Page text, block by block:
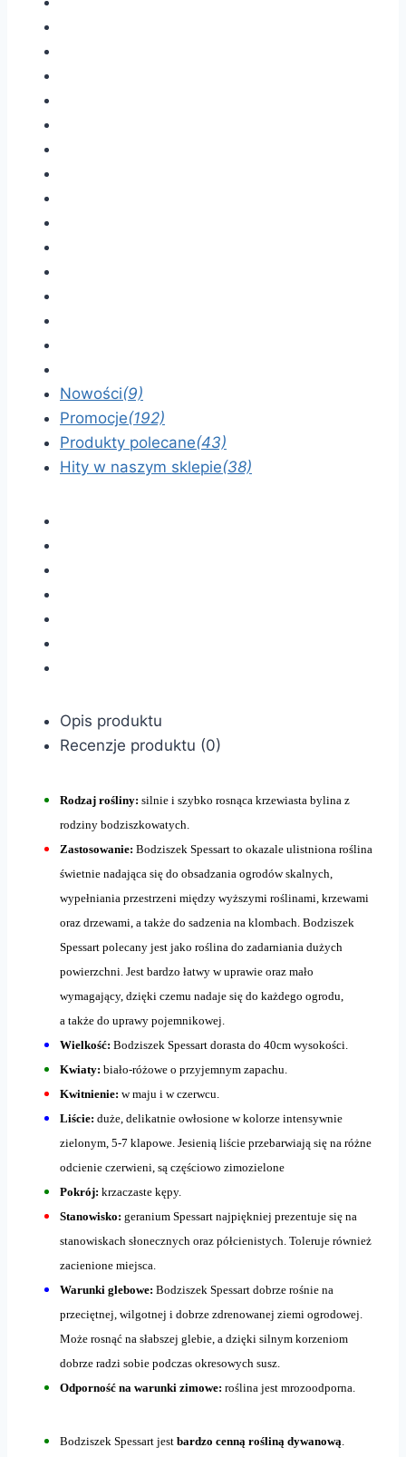
Nowości(9)
Promocje(192)
Produkty polecane(43)
Hity w naszym sklepie(38)
Opis produktu
Recenzje produktu (0)
Rodzaj rośliny: silnie i szybko rosnąca krzewiasta bylina z
rodziny bodziszkowatych.
Zastosowanie: Bodziszek Spessart to okazale ulistniona roślina
świetnie nadająca się do obsadzania ogrodów skalnych,
wypełniania przestrzeni między wyższymi roślinami, krzewami
oraz drzewami, a także do sadzenia na klombach. Bodziszek
Spessart polecany jest jako roślina do zadarniania dużych
powierzchni. Jest bardzo łatwy w uprawie oraz mało
wymagający, dzięki czemu nadaje się do każdego ogrodu,
a także do uprawy pojemnikowej.
Wielkość: Bodziszek Spessart dorasta do 40cm wysokości.
Kwiaty: biało-różowe o przyjemnym zapachu.
Kwitnienie: w maju i w czerwcu.
Liście: duże, delikatnie owłosione w kolorze intensywnie
zielonym, 5-7 klapowe. Jesienią liście przebarwiają się na różne
odcienie czerwieni, są częściowo zimozielone
Pokrój: krzaczaste kępy.
Stanowisko: geranium Spessart najpiękniej prezentuje się na
stanowiskach słonecznych oraz półcienistych. Toleruje również
zacienione miejsca.
Warunki glebowe: Bodziszek Spessart dobrze rośnie na
przeciętnej, wilgotnej i dobrze zdrenowanej ziemi ogrodowej.
Może rosnąć na słabszej glebie, a dzięki silnym korzeniom
dobrze radzi sobie podczas okresowych susz.
Odporność na warunki zimowe: roślina jest mrozoodporna.
Bodziszek Spessart jest bardzo cenną rośliną dywanową